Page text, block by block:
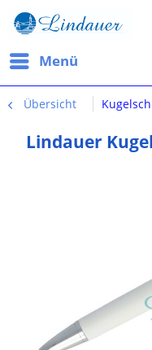
Menü
Übersicht
Lindauer